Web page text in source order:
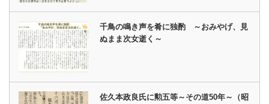
千鳥の鳴き声を肴に独酌 ～おみやげ、見
ぬまま次女逝く～
佐久本政良氏に勲五等～その道50年～（昭